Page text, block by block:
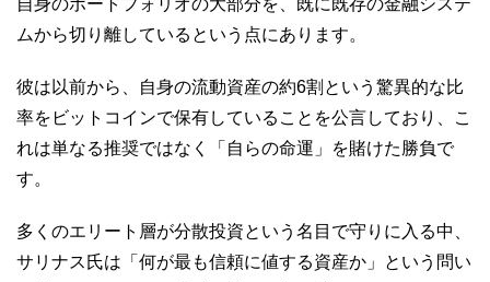
自身のポートフォリオの大部分を、既に既存の金融システ
ムから切り離しているという点にあります。
彼は以前から、自身の流動資産の約6割という驚異的な比
率をビットコインで保有していることを公言しており、こ
れは単なる推奨ではなく「自らの命運」を賭けた勝負で
す。
多くのエリート層が分散投資という名目で守りに入る中、
サリナス氏は「何が最も信頼に値する資産か」という問い